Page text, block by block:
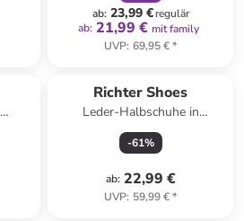
ab: 23,99 €regulär
ab: 21,99 € mit family
UVP: 69,95 €*
Richter Shoes
Leder-Halbschuhe in
Dunkelblau
-61%
ab: 22,99 €
UVP: 59,99 €*